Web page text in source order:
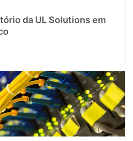
da UL Solutions em